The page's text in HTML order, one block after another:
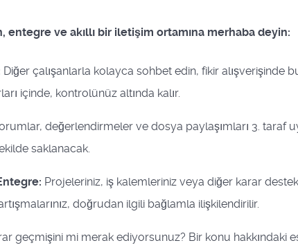
entegre ve akıllı bir iletişim ortamına merhaba deyin:
Diğer çalışanlarla kolayca sohbet edin, fikir alışverişinde
içinde, kontrolünüz altında kalır.
değerlendirmeler ve dosya paylaşımları 3.
saklanacak.
Projeleriniz, iş kalemleriniz veya diğer karar
doğrudan ilgili bağlamla ilişkilendirilir.
geçmişini mi merak ediyorsunuz? Bir konu hakkındaki